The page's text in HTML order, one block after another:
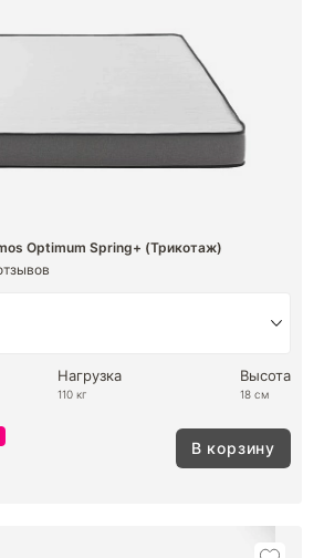
Optimum Spring+ (Трикотаж)
Нагрузка
110 кг
Высота
18 см
В корзину